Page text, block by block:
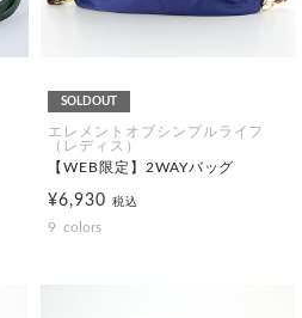
SOLDOUT
エレメントオブシンプルライフ
（レディス）
【WEB限定】2WAYバッグ
¥6,930 税込
9 colors